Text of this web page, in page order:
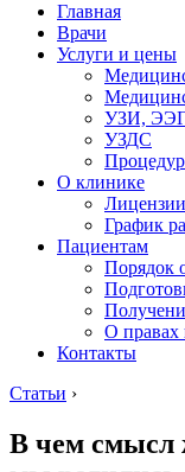
Главная
Врачи
Услуги и цены
УЗИ,
УЗДС
О клинике
Лицензии
График
Пациентам
Порядок
О правах
Контакты
Статьи ›
В чем смысл